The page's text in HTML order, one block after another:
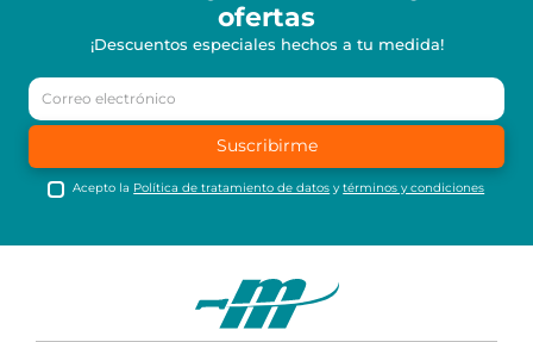
ofertas
¡Descuentos especiales hechos a tu medida!
Suscribirme
Acepto la Política de tratamiento de datos ytérminos y condiciones